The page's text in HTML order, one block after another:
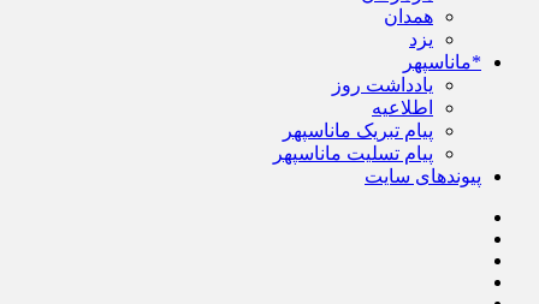
همدان
یزد
*ماناسپهر
یادداشت روز
اطلاعیه
پیام تبریک ماناسپهر
پیام تسلیت ماناسپهر
پیوندهای سایت